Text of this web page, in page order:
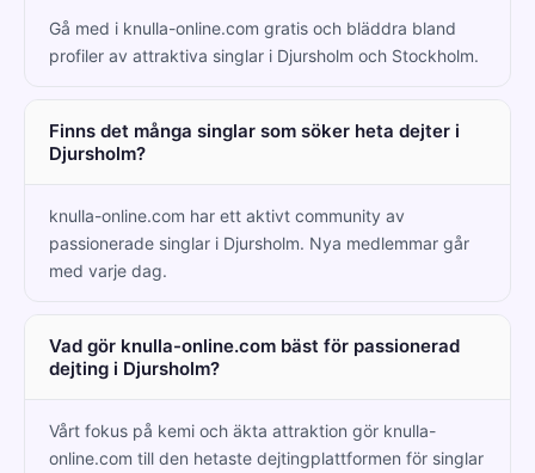
Gå med i knulla-online.com gratis och bläddra bland
profiler av attraktiva singlar i Djursholm och Stockholm.
Finns det många singlar som söker heta dejter i
Djursholm?
knulla-online.com har ett aktivt community av
passionerade singlar i Djursholm. Nya medlemmar går
med varje dag.
Vad gör knulla-online.com bäst för passionerad
dejting i Djursholm?
Vårt fokus på kemi och äkta attraktion gör knulla-
online.com till den hetaste dejtingplattformen för singlar